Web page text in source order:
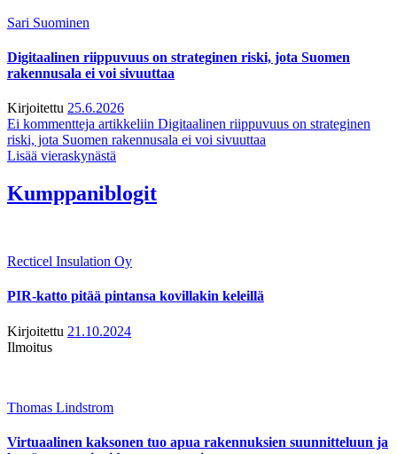
Sari Suominen
Digitaalinen riippuvuus on strateginen riski, jota Suomen
rakennusala ei voi sivuuttaa
Kirjoitettu 25.6.2026
Ei kommentteja artikkeliin Digitaalinen riippuvuus on strateginen
riski, jota Suomen rakennusala ei voi sivuuttaa
Lisää vieraskynästä
Kumppaniblogit
Recticel Insulation Oy
PIR-katto pitää pintansa kovillakin keleillä
Kirjoitettu 21.10.2024
Ilmoitus
Thomas Lindstrom
Virtuaalinen kaksonen tuo apua rakennuksien suunnitteluun ja